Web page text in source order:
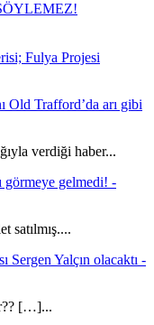
Fulya Projesi
Old Trafford’da arı gibi
verdiği haber...
görmeye gelmedi! -
satılmış....
Sergen Yalçın olacaktı -
[…]...